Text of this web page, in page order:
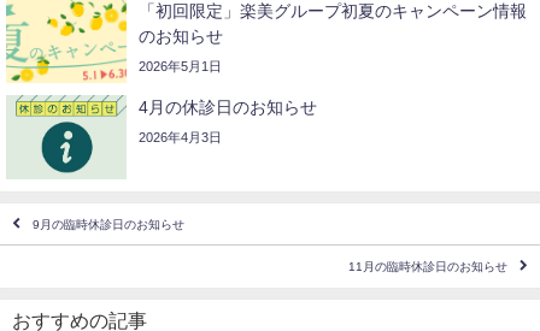
「初回限定」楽美グループ初夏のキャンペーン情報
のお知らせ
2026年5月1日
4月の休診日のお知らせ
2026年4月3日
9月の臨時休診日のお知らせ
11月の臨時休診日のお知らせ
おすすめの記事